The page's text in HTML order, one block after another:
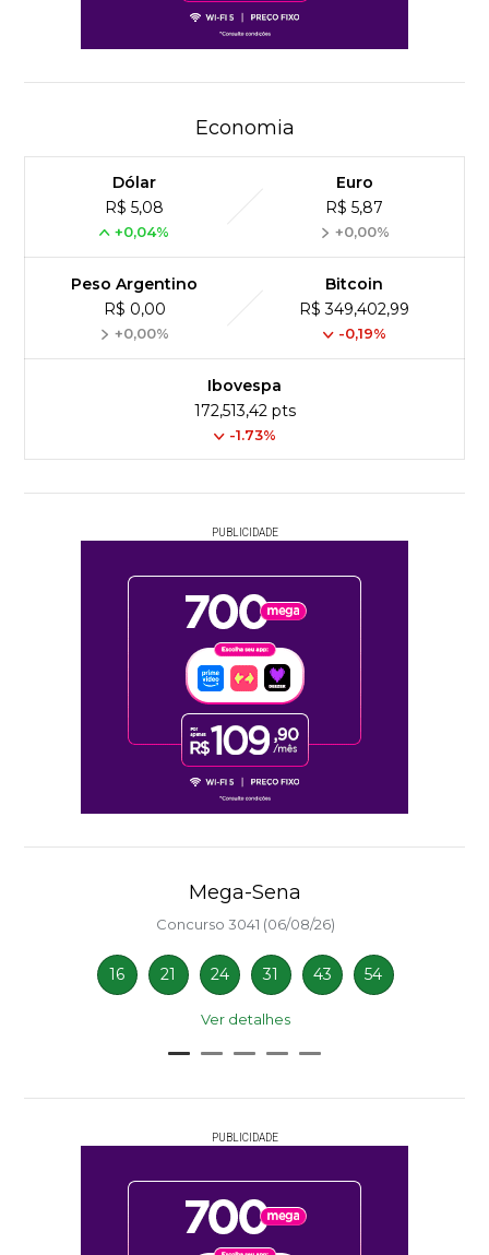
Economia
Dólar
R$ 5,08
+0,04%
Euro
R$ 5,87
+0,00%
Peso Argentino
R$ 0,00
+0,00%
Bitcoin
R$ 349,402,99
-0,19%
Ibovespa
172,513,42 pts
-1.73%
PUBLICIDADE
Mega-Sena
Concurso 3041 (06/08/26)
16 21 24 31 43 54
Ver detalhes
PUBLICIDADE